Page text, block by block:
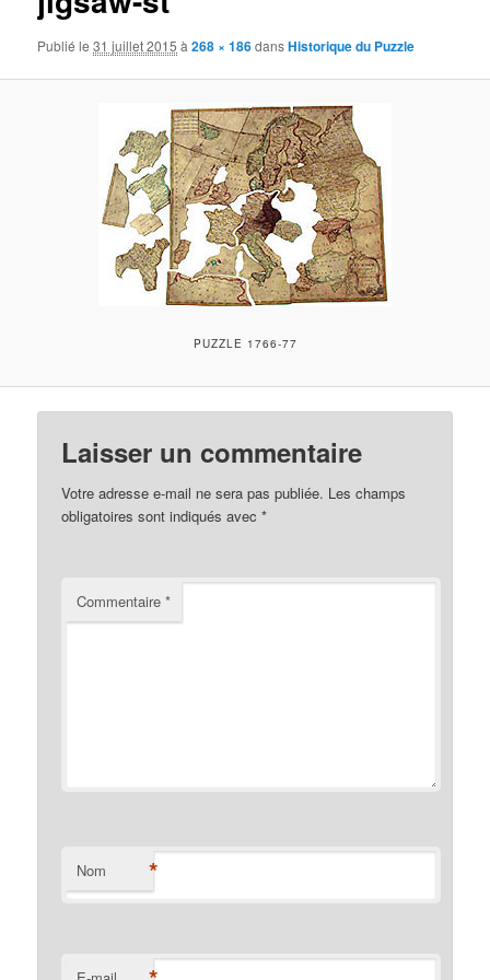
Publié le31 juillet 2015 à268 × 186dansHistorique du Puzzle
PUZZLE 1766-77
Laisser un commentaire
Votre adresse e-mail ne sera pas publiée. Les champs
obligatoires sont indiqués avec*
Commentaire*
Nom *